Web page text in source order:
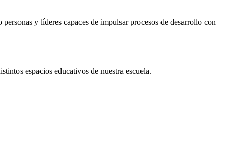
y líderes capaces de impulsar procesos de desarrollo con
espacios educativos de nuestra escuela.